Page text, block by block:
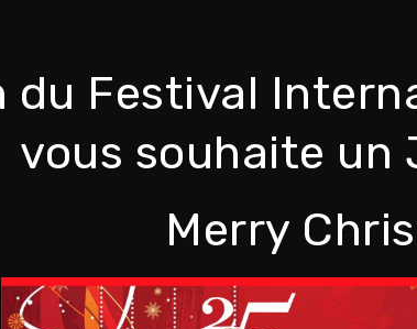
du Festival
vous souhaite un
Merry